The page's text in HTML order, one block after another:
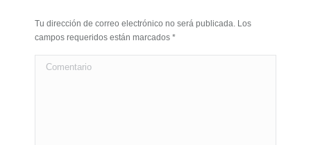
Tu dirección de correo electrónico no será publicada. Los
campos requeridos están marcados *
Comentario